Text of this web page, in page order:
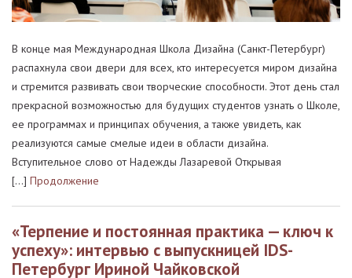
В конце мая Международная Школа Дизайна (Санкт-Петербург)
распахнула свои двери для всех, кто интересуется миром дизайна
и стремится развивать свои творческие способности. Этот день стал
прекрасной возможностью для будущих студентов узнать о Школе,
ее программах и принципах обучения, а также увидеть, как
реализуются самые смелые идеи в области дизайна.
Вступительное слово от Надежды Лазаревой Открывая
[…] Продолжение
«Терпение и постоянная практика — ключ к
успеху»: интервью с выпускницей IDS-
Петербург Ириной Чайковской